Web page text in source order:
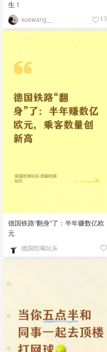
生！
suewang__ 13
德国铁路“翻身”了：半年赚数亿欧
元
德国吃喝玩乐